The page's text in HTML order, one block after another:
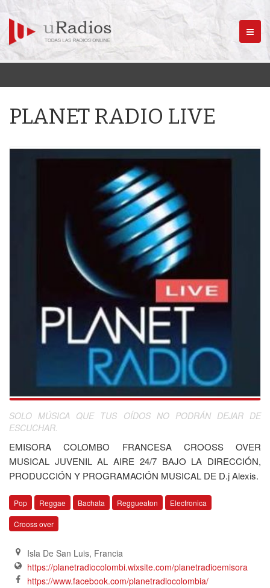
Menú
PLANET RADIO LIVE
SOLO MÚSICA QUE TUS OÍDOS NO PODRÁN DEJAR DE
ESCUCHAR.
EMISORA COLOMBO FRANCESA CROOSS OVER
MUSICAL JUVENIL AL AIRE 24/7 BAJO LA DIRECCIÓN,
PRODUCCIÓN Y PROGRAMACIÓN MUSICAL DE D.j Alexis.
Pop Reggae Bachata Reggueaton Electronica
Crooss over
Isla De San Luis, Francia
https://planetradiocolombi.wixsite.com/planetradioemisora
https://www.facebook.com/planetradiocolombia/